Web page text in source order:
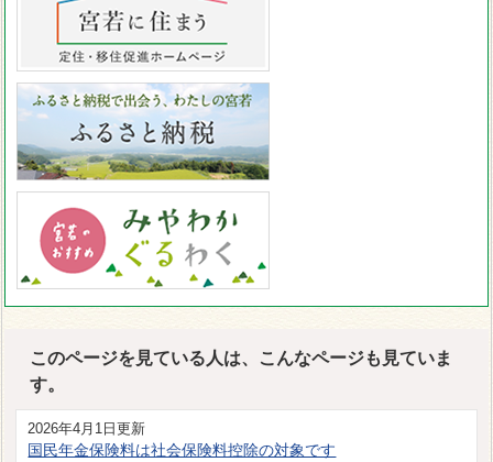
このページを見ている人は、こんなページも見ていま
す。
2026年4月1日更新
国民年金保険料は社会保険料控除の対象です